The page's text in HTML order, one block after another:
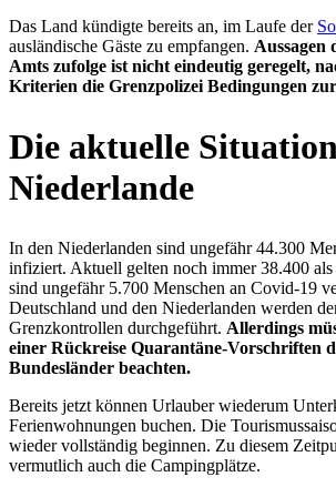
Das Land kündigte bereits an, im Laufe der
ausländische Gäste zu empfangen. Aussagen
Amts zufolge ist nicht eindeutig geregelt,
Kriterien die Grenzpolizei Bedingungen
Die aktuelle
Niederlande
In den Niederlanden sind ungefähr 44.300
infiziert. Aktuell gelten noch immer 38.400
sind ungefähr 5.700 Menschen an Covid-19
Deutschland und den Niederlanden werden
Grenzkontrollen durchgeführt. Allerdings
einer Rückreise Quarantäne-Vorschriften
Bundesländer beachten.
Bereits jetzt können Urlauber wiederum
Ferienwohnungen buchen. Die
wieder vollständig beginnen. Zu diesem
vermutlich auch die Campingplätze.